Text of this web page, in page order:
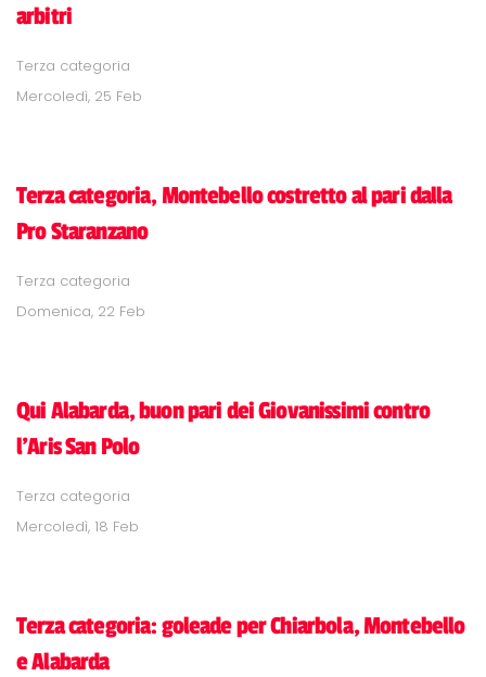
arbitri
Terza categoria
Mercoledì, 25 Feb
Terza categoria, Montebello costretto al pari dalla
Pro Staranzano
Terza categoria
Domenica, 22 Feb
Qui Alabarda, buon pari dei Giovanissimi contro
l'Aris San Polo
Terza categoria
Mercoledì, 18 Feb
Terza categoria: goleade per Chiarbola, Montebello
e Alabarda